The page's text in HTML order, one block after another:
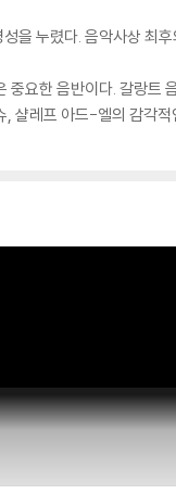
을 누렸다. 음악사상 최
중요한 음반이다. 갈랑트
, 샬레프 아드-엘의 감각적